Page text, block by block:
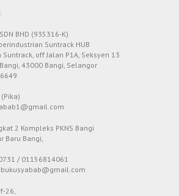
BHD (935316-K)
Suntrack HUB
off Jalan P1A, Seksyen 13
43000 Bangi, Selangor
2 Kompleks PKNS Bangi
Baru Bangi,
/ 01156814061
26,